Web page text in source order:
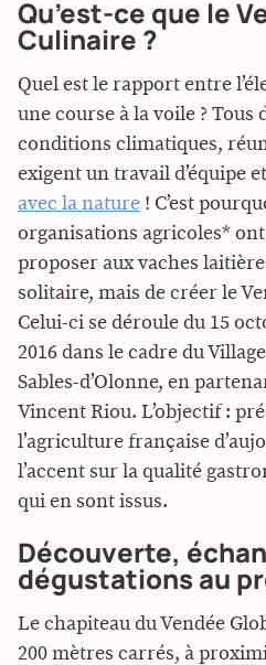
Qu’est-ce que le
Culinaire ?
Quel est le rapport entre
une course à la voile ? Tous
conditions climatiques,
exigent un travail d’équipe
avec la nature ! C’est
organisations agricoles*
proposer aux vaches
solitaire, mais de créer le
Celui-ci se déroule du 15
2016 dans le cadre du
Sables-d’Olonne, en
Vincent Riou. L’objectif :
l’agriculture française
l’accent sur la qualité
qui en sont issus.
Découverte,
dégustations au
Le chapiteau du Vendée
200 mètres carrés, à